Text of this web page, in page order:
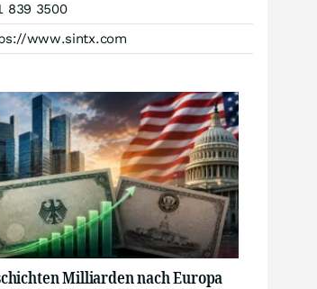
839 3500
www.sintx.com
Milliarden nach Europa